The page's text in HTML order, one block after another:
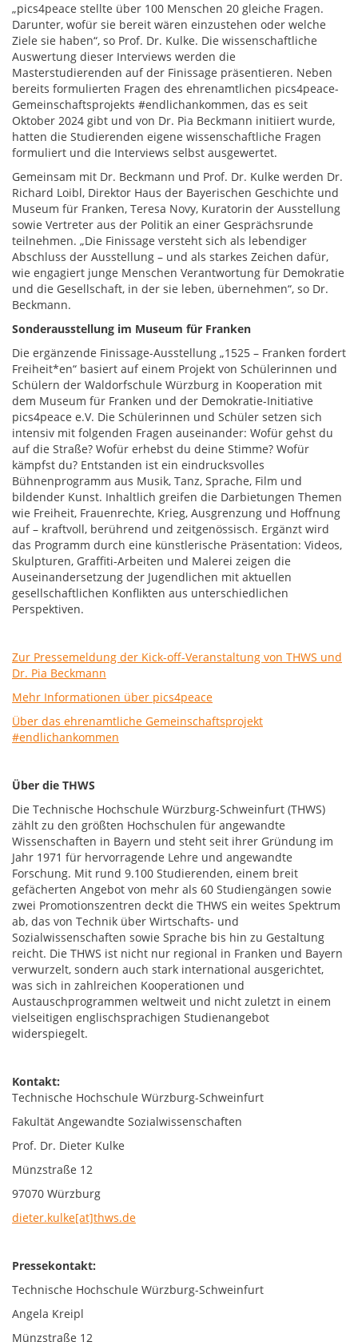
„pics4peace stellte über 100 Menschen 20 gleiche Fragen.
Darunter, wofür sie bereit wären einzustehen oder welche
Ziele sie haben“, so Prof. Dr. Kulke. Die wissenschaftliche
Auswertung dieser Interviews werden die
Masterstudierenden auf der Finissage präsentieren. Neben
bereits formulierten Fragen des ehrenamtlichen pics4peace-
Gemeinschaftsprojekts #endlichankommen, das es seit
Oktober 2024 gibt und von Dr. Pia Beckmann initiiert wurde,
hatten die Studierenden eigene wissenschaftliche Fragen
formuliert und die Interviews selbst ausgewertet.
Gemeinsam mit Dr. Beckmann und Prof. Dr. Kulke werden Dr.
Richard Loibl, Direktor Haus der Bayerischen Geschichte und
Museum für Franken, Teresa Novy, Kuratorin der Ausstellung
sowie Vertreter aus der Politik an einer Gesprächsrunde
teilnehmen. „Die Finissage versteht sich als lebendiger
Abschluss der Ausstellung – und als starkes Zeichen dafür,
wie engagiert junge Menschen Verantwortung für Demokratie
und die Gesellschaft, in der sie leben, übernehmen“, so Dr.
Beckmann.
Sonderausstellung im Museum für Franken
Die ergänzende Finissage-Ausstellung „1525 – Franken fordert
Freiheit*en“ basiert auf einem Projekt von Schülerinnen und
Schülern der Waldorfschule Würzburg in Kooperation mit
dem Museum für Franken und der Demokratie-Initiative
pics4peace e.V. Die Schülerinnen und Schüler setzen sich
intensiv mit folgenden Fragen auseinander: Wofür gehst du
auf die Straße? Wofür erhebst du deine Stimme? Wofür
kämpfst du? Entstanden ist ein eindrucksvolles
Bühnenprogramm aus Musik, Tanz, Sprache, Film und
bildender Kunst. Inhaltlich greifen die Darbietungen Themen
wie Freiheit, Frauenrechte, Krieg, Ausgrenzung und Hoffnung
auf – kraftvoll, berührend und zeitgenössisch. Ergänzt wird
das Programm durch eine künstlerische Präsentation: Videos,
Skulpturen, Graffiti-Arbeiten und Malerei zeigen die
Auseinandersetzung der Jugendlichen mit aktuellen
gesellschaftlichen Konflikten aus unterschiedlichen
Perspektiven.
Zur Pressemeldung der Kick-off-Veranstaltung von THWS und
Dr. Pia Beckmann
Mehr Informationen über pics4peace
Über das ehrenamtliche Gemeinschaftsprojekt
#endlichankommen
Über die THWS
Die Technische Hochschule Würzburg-Schweinfurt (THWS)
zählt zu den größten Hochschulen für angewandte
Wissenschaften in Bayern und steht seit ihrer Gründung im
Jahr 1971 für hervorragende Lehre und angewandte
Forschung. Mit rund 9.100 Studierenden, einem breit
gefächerten Angebot von mehr als 60 Studiengängen sowie
zwei Promotionszentren deckt die THWS ein weites Spektrum
ab, das von Technik über Wirtschafts- und
Sozialwissenschaften sowie Sprache bis hin zu Gestaltung
reicht. Die THWS ist nicht nur regional in Franken und Bayern
verwurzelt, sondern auch stark international ausgerichtet,
was sich in zahlreichen Kooperationen und
Austauschprogrammen weltweit und nicht zuletzt in einem
vielseitigen englischsprachigen Studienangebot
widerspiegelt.
Kontakt:
Technische Hochschule Würzburg-Schweinfurt
Fakultät Angewandte Sozialwissenschaften
Prof. Dr. Dieter Kulke
Münzstraße 12
97070 Würzburg
dieter.kulke[at]thws.de
Pressekontakt:
Technische Hochschule Würzburg-Schweinfurt
Angela Kreipl
Münzstraße 12